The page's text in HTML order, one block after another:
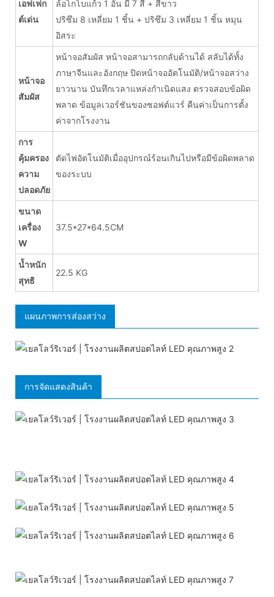
เอฟเฟก
ต์เด่น
ล้อโกโบแก้ว 1 อัน มี 7 สี + สีขาว
ปริซึม 8 เหลี่ยม 1 ชิ้น + ปริซึม 3 เหลี่ยม 1 ชิ้น หมุน
อิสระ
หน้าจอ
สัมผัส
หน้าจอสัมผัส หน้าจอสามารถกลับด้านได้ สลับได้ทั้ง
ภาษาจีนและอังกฤษ ปิดหน้าจออัตโนมัติ/หน้าจอสว่าง
ยาวนาน บันทึกเวลาแหล่งกำเนิดแสง ตรวจสอบข้อผิด
พลาด ข้อมูลเวอร์ชันของซอฟต์แวร์ คืนค่าเป็นการตั้ง
ค่าจากโรงงาน
การ
คุ้มครอง
ความ
ปลอดภัย
ตัดไฟอัตโนมัติเมื่ออุปกรณ์ร้อนเกินไปหรือมีข้อผิดพลาด
ของระบบ
ขนาด
เครื่อง
W
37.5*27*64.5CM
น้ำหนัก
สุทธิ
22.5 KG
แผนภาพการส่องสว่าง
การจัดแสดงสินค้า